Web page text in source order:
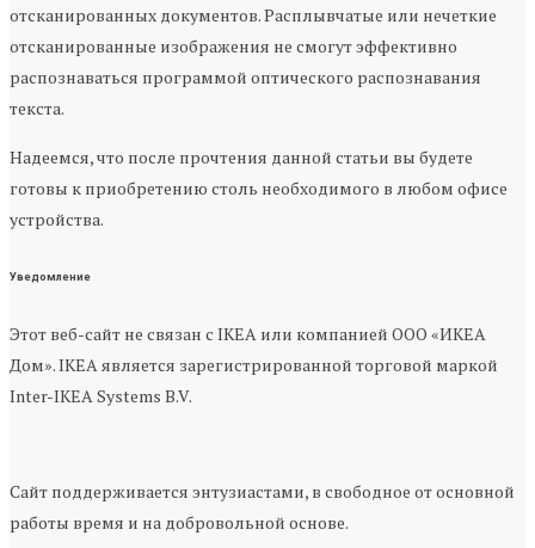
отсканированных документов. Расплывчатые или нечеткие
отсканированные изображения не смогут эффективно
распознаваться программой оптического распознавания
текста.
Надеемся, что после прочтения данной статьи вы будете
готовы к приобретению столь необходимого в любом офисе
устройства.
Уведомление
Этот веб-сайт не связан с IKEA или компанией ООО «ИКЕА
Дом». IKEA является зарегистрированной торговой маркой
Inter-IKEA Systems B.V.
Сайт поддерживается энтузиастами, в свободное от основной
работы время и на добровольной основе.